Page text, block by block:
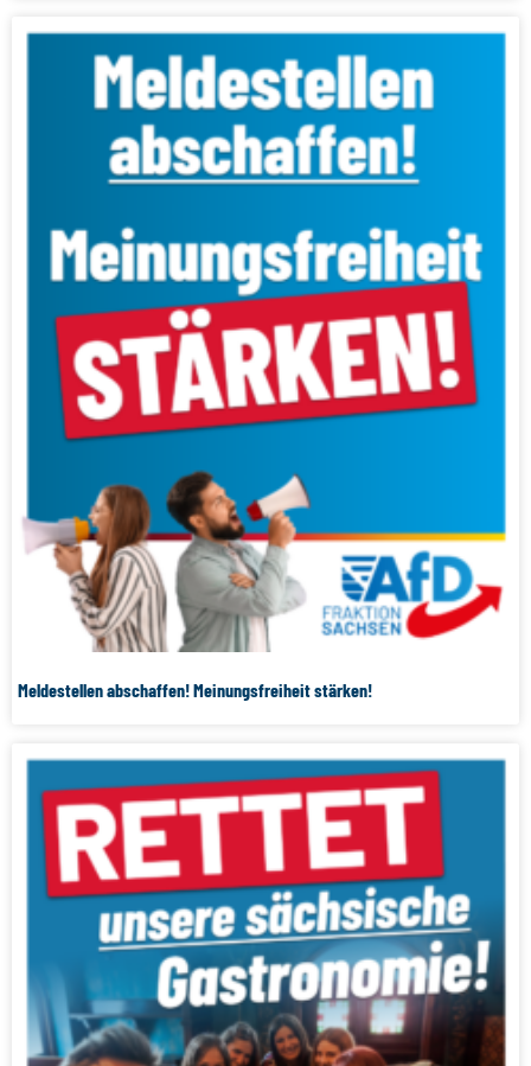
Meldestellen abschaffen! Meinungsfreiheit stärken!